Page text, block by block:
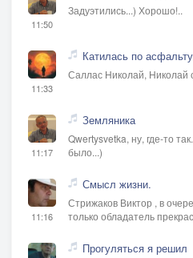
11:50
Задуэтились...) Хорошо!..
11:33
Катилась по асфальту
Саллас Николай, Николай
11:17
Земляника
Qwertysvetka, ну, где-то
было...)
11:16
Смысл жизни.
Стрижаков Виктор , в
только обладатель
Прогуляться я решил